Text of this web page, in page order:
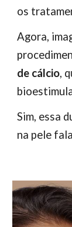
os
Agora,
de cálcio,
Sim, essa
na pele